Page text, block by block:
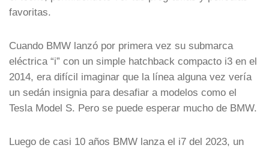
favoritas.
Cuando BMW lanzó por primera vez su submarca
eléctrica “i” con un simple hatchback compacto i3 en el
2014, era difícil imaginar que la línea alguna vez vería
un sedán insignia para desafiar a modelos como el
Tesla Model S. Pero se puede esperar mucho de BMW.
Luego de casi 10 años BMW lanza el i7 del 2023, un